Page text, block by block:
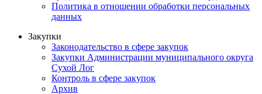
Политика в отношении обработки персональных
данных
Закупки
Законодательство в сфере закупок
Закупки Администрации муниципального округа
Сухой Лог
Контроль в сфере закупок
Архив